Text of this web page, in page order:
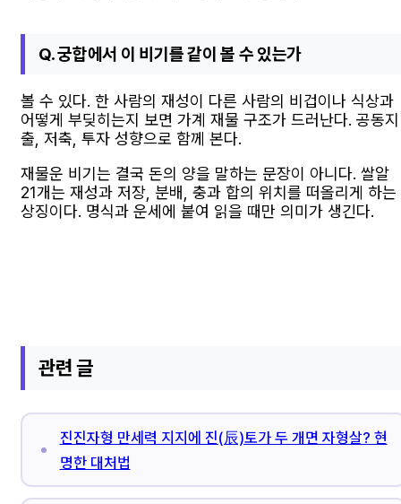
Q. 궁합에서 이 비기를 같이 볼 수 있는가
볼 수 있다. 한 사람의 재성이 다른 사람의 비겁이나 식상과
어떻게 부딪히는지 보면 가계 재물 구조가 드러난다. 공동지
출, 저축, 투자 성향으로 함께 본다.
재물운 비기는 결국 돈의 양을 말하는 문장이 아니다. 쌀알
21개는 재성과 저장, 분배, 충과 합의 위치를 떠올리게 하는
상징이다. 명식과 운세에 붙여 읽을 때만 의미가 생긴다.
관련 글
진진자형 만세력 지지에 진(辰)토가 두 개면 자형살? 현
명한 대처법